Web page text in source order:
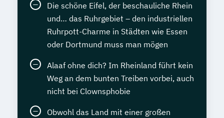
Die schöne Eifel, der beschauliche Rhein
und… das Ruhrgebiet – den industriellen
Ruhrpott-Charme in Städten wie Essen
oder Dortmund muss man mögen
Alaaf ohne dich? Im Rheinland führt kein
Weg an dem bunten Treiben vorbei, auch
nicht bei Clownsphobie
Obwohl das Land mit einer großen